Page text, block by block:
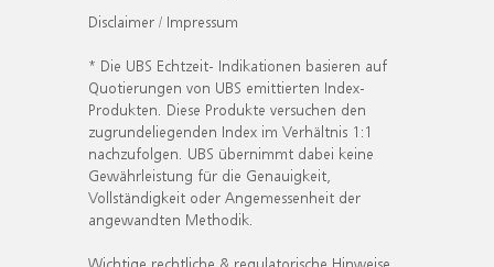
Disclaimer / Impressum
* Die UBS Echtzeit- Indikationen basieren auf
Quotierungen von UBS emittierten Index-
Produkten. Diese Produkte versuchen den
zugrundeliegenden Index im Verhältnis 1:1
nachzufolgen. UBS übernimmt dabei keine
Gewährleistung für die Genauigkeit,
Vollständigkeit oder Angemessenheit der
angewandten Methodik.